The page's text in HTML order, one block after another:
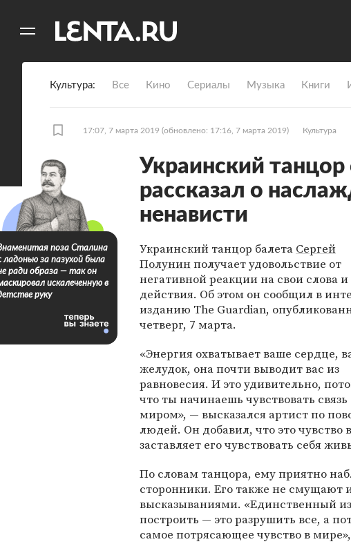
Культура Все Кино Сериалы Музыка Книги
17:07, 7 марта 2019 (обновлено: 17:16, 7 марта 2019) Культура
Украинский танцор
рассказал о
ненависти
Украинский танцор балета Сергей
Полунинполучает удовольствие от
негативной реакции на свои слова и
действия. Об этом он сообщил в
изданию The Guardian,
четверг, 7 марта.
«Энергия охватывает ваше сердце,
желудок, она почти выводит вас из
равновесия. И это удивительно,
что ты начинаешь чувствовать связь
миром», — высказался артист по
людей. Он добавил, что это чувство
заставляет его чувствовать себя
По словам танцора, ему приятно
сторонники. Его также не смущают
высказываниями. «Единственный
построить — это разрушить все, а
самое потрясающее чувство в
поза Сталина
ладонью за пазухой была
ради образа — так он
искалеченную в
руку